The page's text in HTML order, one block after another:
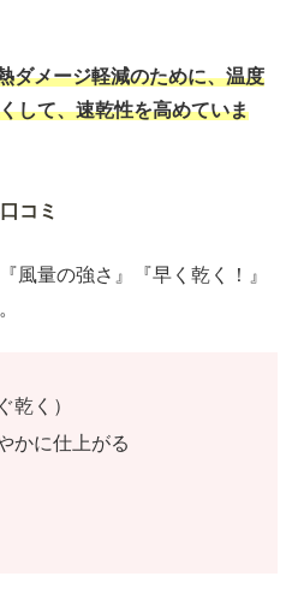
ダメージ軽減のために、温度
して、速乾性を高めていま
コミ
風量の強さ』『早く乾く！』
乾く）
かに仕上がる